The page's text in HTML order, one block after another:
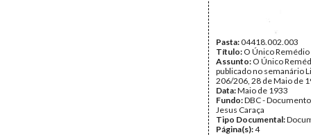
Pasta:04418.002.003
Título: O Único Remédio
Assunto: O Único
publicado no semanário
206/206, 28 de Maio de
Data:Maio de 1933
Fundo:DBC -
Jesus Caraça
Tipo Documental:
Página(s):4